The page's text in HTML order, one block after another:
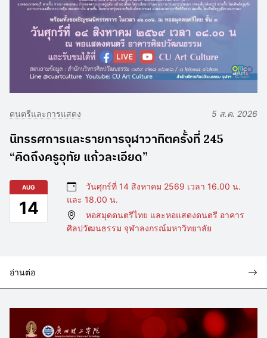
ดนตรีและการแสดง 5 ส.ค. 2026
นิทรรศการและรายการจุฬาวาทิตครั้งที่ 245
“คิดถึงครูอุทัย แก้วละเอียด”
AUG
14
วันศุกร์ที่ 14 สิงหาคม 2569 เวลา 16.00 น.
และ 18.00 น.
หอสมุดดนตรีไทย และหอแสดงดนตรี อาคาร
ศิลปวัฒนธรรม จุฬาลงกรณ์มหาวิทยาลัย
อ่านต่อ